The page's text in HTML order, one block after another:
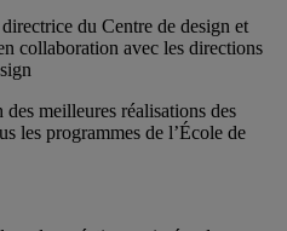
du Centre de design et
collaboration avec les directions
meilleures réalisations des
les programmes de l’École de